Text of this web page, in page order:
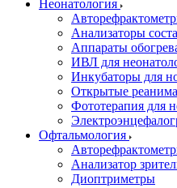
Неонатология
Анализаторы
Аппараты
ИВЛ для
Инкубаторы для
Открытые
Фототерапия для
Офтальмология
Анализатор
Диоптриметры